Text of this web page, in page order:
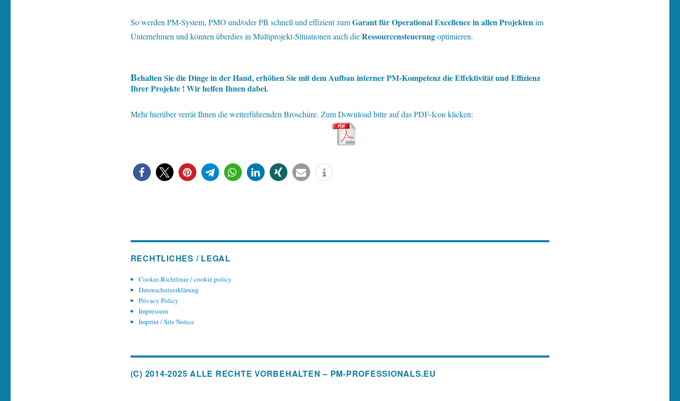
So werden PM-System, PMO und/oder PB schnell und effizient zumGarant für Operational Excellence in allen Projekten im
Unternehmen und können überdies in Multiprojekt-Situationen auch dieRessourcensteuerungoptimieren.
Behalten Sie die Dinge in der Hand, erhöhen Sie mit dem Aufbau interner PM-Kompetenz die Effektivität und Effizienz
Ihrer Projekte ! Wir helfen Ihnen dabei.
Mehr hierüber verrät Ihnen die weiterführenden Broschüre. Zum Download bitte auf das PDF-Icon klicken:
RECHTLICHES / LEGAL
Cookie-Richtlinie / cookie policy
Datenschutzerklärung
Privacy Policy
Impressum
Imprint / Site Notice
(C) 2014-2025 ALLE RECHTE VORBEHALTEN – PM-PROFESSIONALS.EU